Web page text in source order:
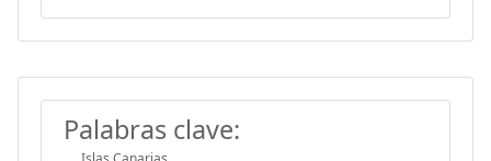
Palabras clave: